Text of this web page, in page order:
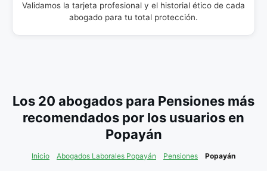
Validamos la tarjeta profesional y el historial ético de cada
abogado para tu total protección.
Los 20 abogados para Pensiones más
recomendados por los usuarios en
Popayán
Inicio Abogados Laborales Popayán Pensiones Popayán